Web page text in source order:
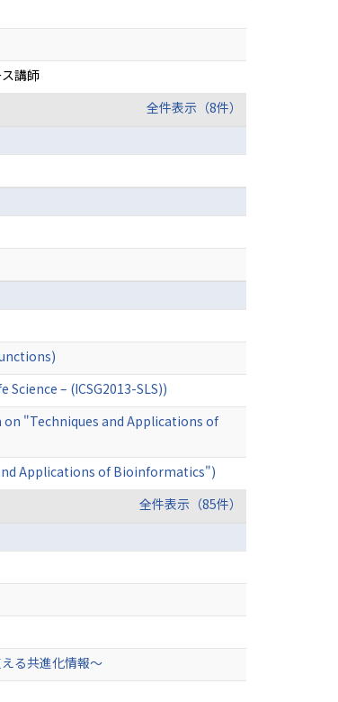
講師
全件表示（8件）
– (ICSG2013-SLS))
on "Techniques and Applications of
Applications of Bioinformatics")
全件表示（85件）
る共進化情報〜